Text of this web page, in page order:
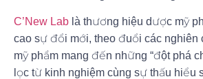
C’New Lab là thương hiệu dược mỹ
cao sự đổi mới, theo đuổi các nghiên
mỹ phẩm mang đến những “đột phá
lọc từ kinh nghiệm cùng sự thấu hiểu